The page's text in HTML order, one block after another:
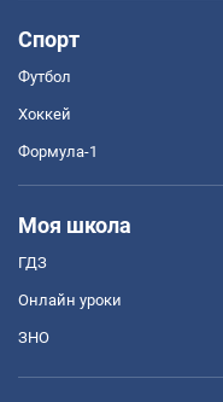
Спорт
Футбол
Хоккей
Формула-1
Моя школа
ГДЗ
Онлайн уроки
ЗНО